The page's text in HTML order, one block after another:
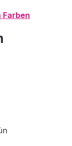
Farben